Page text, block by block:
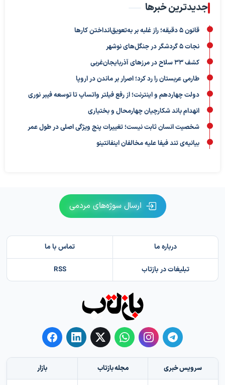
جدیدترین خبرها
قانون ۵ دقیقه؛ راز غلبه بر به‌تعویق‌انداختن کارها
نجات ۵ گردشگر در جنگل‌های نوشهر
کشف ۳۳ سلاح در مرزهای آذربایجان‌غربی
طارمی عربستان را رد کرد؛ اصرار بر ماندن در اروپا
دولت چهاردهم و اینترنت؛ از رفع فیلتر واتساپ تا توسعه فیبر نوری
انهدام باند شکارچیان چهارمحال و بختیاری
شخصیت انسان ثابت نیست؛ تغییرات پنج ویژگی اصلی در طول عمر
بیانیه‌ی تند فیفا علیه مخالفان اینفانتینو
ارسال سوژه‌های مردمی
درباره ما تماس با ما
تبلیغات در بازتاب RSS
سرویس خبری مجله بازتاب بازار